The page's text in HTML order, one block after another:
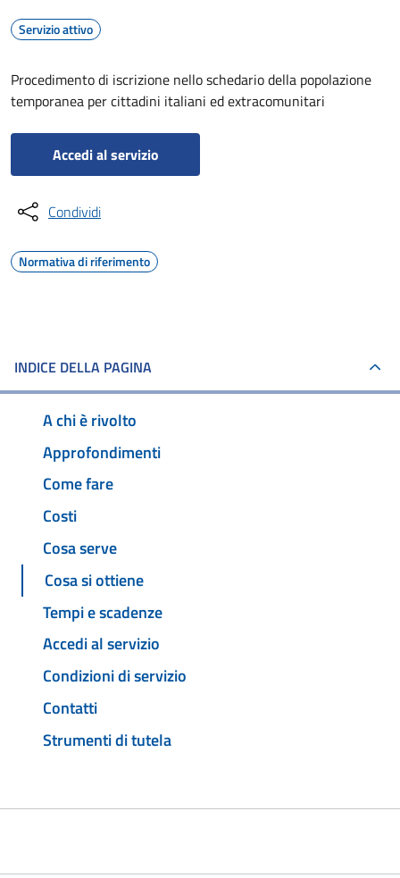
Servizio attivo
Procedimento di iscrizione nello schedario della popolazione
temporanea per cittadini italiani ed extracomunitari
Accedi al servizio
Condividi
Normativa di riferimento
INDICE DELLA PAGINA
A chi è rivolto
Approfondimenti
Come fare
Costi
Cosa serve
Cosa si ottiene
Tempi e scadenze
Accedi al servizio
Condizioni di servizio
Contatti
Strumenti di tutela